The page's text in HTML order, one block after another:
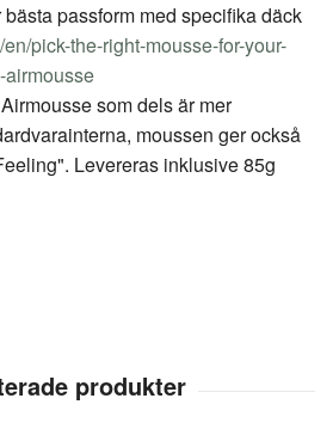
passform med specifika däck
pick-the-right-mousse-for-your-
airmousse
som dels är mer
moussen ger också
Levereras inklusive 85g